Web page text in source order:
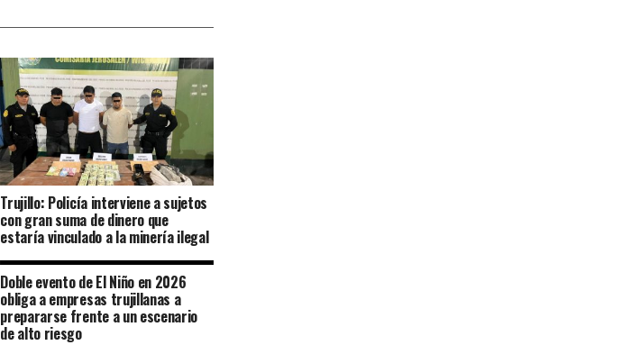
Trujillo: Policía interviene a sujetos
con gran suma de dinero que
estaría vinculado a la minería ilegal
Doble evento de El Niño en 2026
obliga a empresas trujillanas a
prepararse frente a un escenario
de alto riesgo